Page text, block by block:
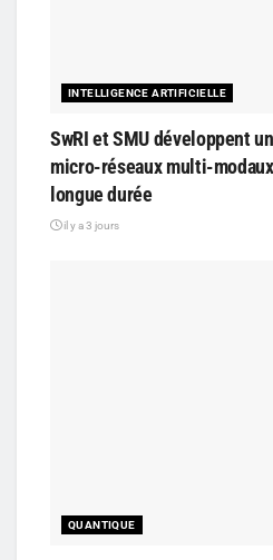
INTELLIGENCE ARTIFICIELLE
SwRI et SMU développent
micro-réseaux multi-
longue durée
il y a 3 jours
QUANTIQUE